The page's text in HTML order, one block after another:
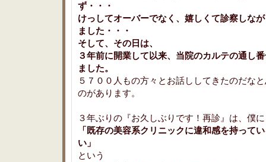
ず・・・
けっしてオーバーでなく、嬉しくて診察しな
ました・・・
そして、その日は、
３年前に開業して以来、当院のカルテの通し
ました。
５７００人もの方々とお話ししてきたのだな
のがあります。
３年ぶりの『お久しぶりです！再診』は、僕に
「既存の美容系クリニックに違和感を持って
い」
という